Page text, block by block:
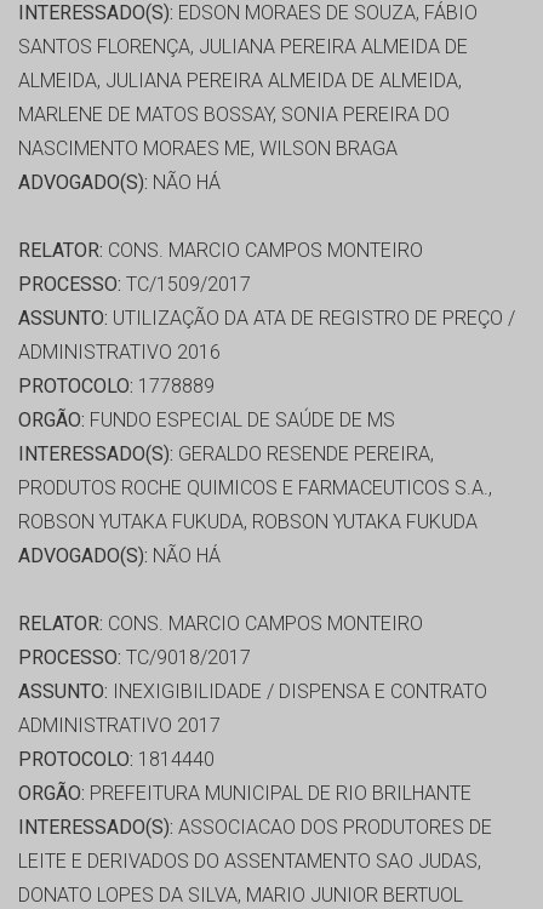
INTERESSADO(S): EDSON MORAES DE SOUZA, FÁBIO
SANTOS FLORENÇA, JULIANA PEREIRA ALMEIDA DE
ALMEIDA, JULIANA PEREIRA ALMEIDA DE ALMEIDA,
MARLENE DE MATOS BOSSAY, SONIA PEREIRA DO
NASCIMENTO MORAES ME, WILSON BRAGA
ADVOGADO(S): NÃO HÁ
RELATOR: CONS. MARCIO CAMPOS MONTEIRO
PROCESSO: TC/1509/2017
ASSUNTO: UTILIZAÇÃO DA ATA DE REGISTRO DE PREÇO /
ADMINISTRATIVO 2016
PROTOCOLO: 1778889
ORGÃO: FUNDO ESPECIAL DE SAÚDE DE MS
INTERESSADO(S): GERALDO RESENDE PEREIRA,
PRODUTOS ROCHE QUIMICOS E FARMACEUTICOS S.A.,
ROBSON YUTAKA FUKUDA, ROBSON YUTAKA FUKUDA
ADVOGADO(S): NÃO HÁ
RELATOR: CONS. MARCIO CAMPOS MONTEIRO
PROCESSO: TC/9018/2017
ASSUNTO: INEXIGIBILIDADE / DISPENSA E CONTRATO
ADMINISTRATIVO 2017
PROTOCOLO: 1814440
ORGÃO: PREFEITURA MUNICIPAL DE RIO BRILHANTE
INTERESSADO(S): ASSOCIACAO DOS PRODUTORES DE
LEITE E DERIVADOS DO ASSENTAMENTO SAO JUDAS,
DONATO LOPES DA SILVA, MARIO JUNIOR BERTUOL